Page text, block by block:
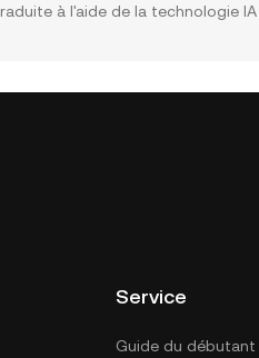
à l'aide de la technologie
Service
Guide du débutant